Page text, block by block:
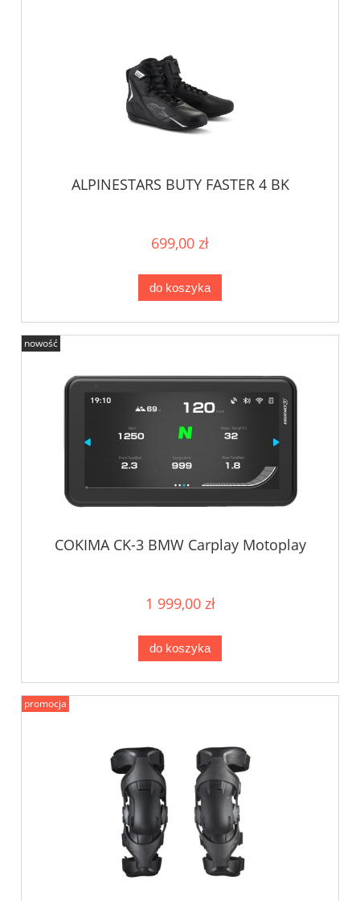
ALPINESTARS BUTY FASTER 4 BK
699,00 zł
do koszyka
COKIMA CK-3 BMW Carplay Motoplay
1 999,00 zł
do koszyka
nowość
promocja